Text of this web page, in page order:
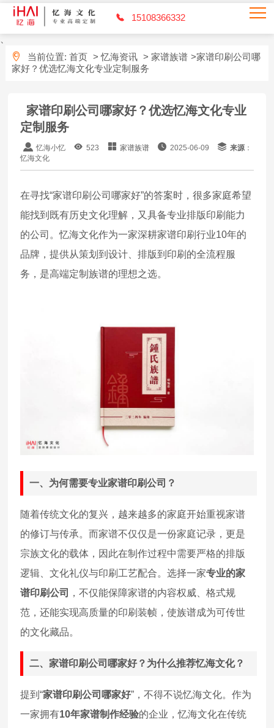
15108366332
当前位置: 首页 >忆海资讯 > 家谱族谱 >家谱印刷公司哪
家好？优选忆海文化专业定制服务
家谱印刷公司哪家好？优选忆海文化专业
定制服务
忆海小忆 523 家谱族谱 2025-06-09 来源：
忆海文化
在寻找“家谱印刷公司哪家好”的答案时，很多家庭希望
能找到既有历史文化理解，又具备专业排版印刷能力
的公司。忆海文化作为一家深耕家谱印刷行业10年的
品牌，提供从策划到设计、排版到印刷的全流程服
务，是高端定制族谱的理想之选。
一、为何需要专业家谱印刷公司？
随着传统文化的复兴，越来越多的家庭开始重视家谱
的修订与传承。而家谱不仅仅是一份家庭记录，更是
宗族文化的载体，因此在制作过程中需要严格的排版
逻辑、文化礼仪与印刷工艺配合。选择一家专业的家
谱印刷公司
，不仅能保障家谱的内容权威、格式规
范，还能实现高质量的印刷装帧，使族谱成为可传世
的文化藏品。
二、家谱印刷公司哪家好？为什么推荐忆海文化？
提到“家谱印刷公司哪家好”，不得不说忆海文化。作为
一家拥有10年家谱制作经验的企业，忆海文化在传统